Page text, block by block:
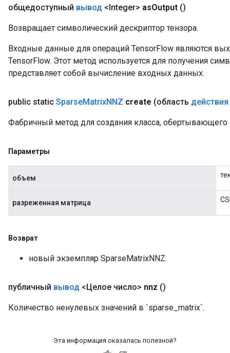
общедоступный вывод <Integer> asOutput ()
Возвращает символический дескриптор тензора.
Входные данные для операций TensorFlow являются
TensorFlow. Этот метод используется для получения
представляет собой вычисление входных данных.
public static SparseMatrixNNZ create (область действия
Фабричный метод для создания класса,
Параметры
объем
разреженная матрица
Возврат
новый экземпляр SparseMatrixNNZ
публичный вывод <Целое число> nnz ()
Количество ненулевых значений в `sparse_matrix`.
Эта информация оказалась полезной?